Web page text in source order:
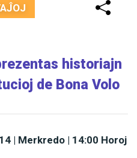
historiajn
de Bona Volo
| Merkredo | 14:00 Horoj